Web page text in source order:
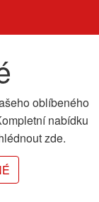
oblíbeného
nabídku
zde.